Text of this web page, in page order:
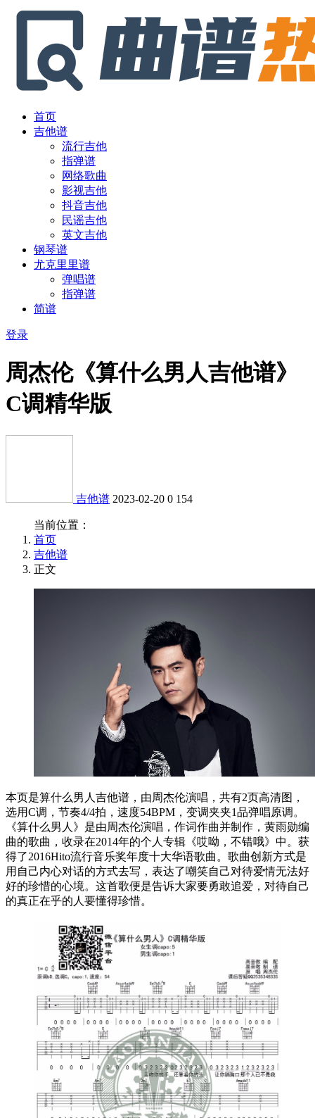
首页
吉他谱
流行吉他
指弹谱
网络歌曲
影视吉他
抖音吉他
民谣吉他
英文吉他
钢琴谱
尤克里里谱
弹唱谱
指弹谱
简谱
登录
周杰伦《算什么男人吉他谱》
C调精华版
吉他谱 2023-02-20 0 154
当前位置：
首页
吉他谱
正文
本页是算什么男人吉他谱，由周杰伦演唱，共有2页高清图，
选用C调，节奏4/4拍，速度54BPM，变调夹夹1品弹唱原调。
《算什么男人》是由周杰伦演唱，作词作曲并制作，黄雨勋编
曲的歌曲，收录在2014年的个人专辑《哎呦，不错哦》中。获
得了2016Hito流行音乐奖年度十大华语歌曲。歌曲创新方式是
用自己内心对话的方式去写，表达了嘲笑自己对待爱情无法好
好的珍惜的心境。这首歌便是告诉大家要勇敢追爱，对待自己
的真正在乎的人要懂得珍惜。